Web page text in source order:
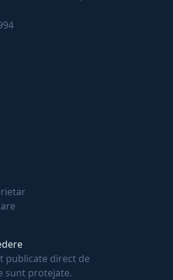
publicate direct de
sunt protejate.